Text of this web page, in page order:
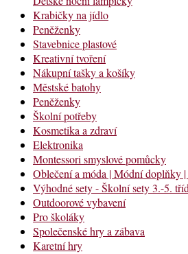
Krabičky na jídlo
Peněženky
Stavebnice plastové
Kreativní tvoření
Nákupní tašky a košíky
Městské batohy
Peněženky
Školní potřeby
Kosmetika a zdraví
Elektronika
Montessori smyslové pomůcky
Oblečení a móda | Módní doplňky
Výhodné sety - Školní sety 3.-5.
Outdoorové vybavení
Pro školáky
Společenské hry a zábava
Karetní hry